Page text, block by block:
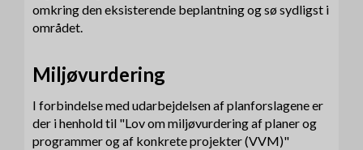
omkring den eksisterende beplantning og sø sydligst i
området.
Miljøvurdering
I forbindelse med udarbejdelsen af planforslagene er
der i henhold til "Lov om miljøvurdering af planer og
programmer og af konkrete projekter (VVM)"